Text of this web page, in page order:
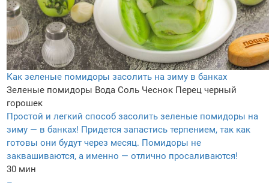
Как зеленые помидоры засолить на зиму в банках
Зеленые помидоры Вода Соль Чеснок Перец черный
горошек
Простой и легкий способ засолить зеленые помидоры на
зиму — в банках! Придется запастись терпением, так как
готовы они будут через месяц. Помидоры не
заквашиваются, а именно — отлично просаливаются!
30 мин
–